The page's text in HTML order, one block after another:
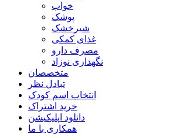
خواب
پوشک
شیرخشک
غذای کمکی
مصرف دارو
نگهداری نوزاد
متخصصان
تبادل نظر
انتخاب اسم کودک
خرید اشتراک
دانلود اپلیکیشن
همکاری با ما